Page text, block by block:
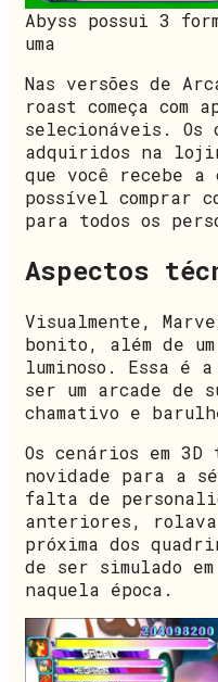
Abyss possui 3
uma
Nas versões de
roast começa com
selecionáveis. Os
adquiridos na
que você recebe a
possível comprar
para todos os
Aspectos
Visualmente,
bonito, além de
luminoso. Essa é
ser um arcade de
chamativo e
Os cenários em 3D
novidade para a
falta de
anteriores, rolava
próxima dos
de ser simulado
naquela época.